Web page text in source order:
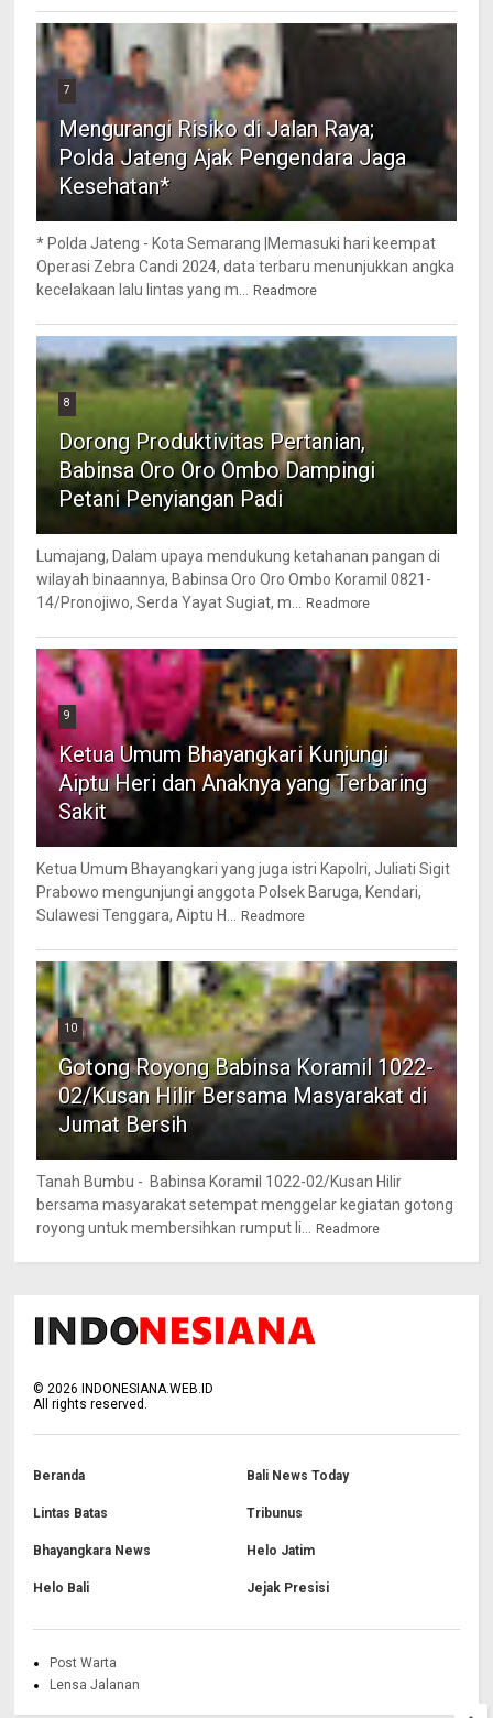
7
Mengurangi Risiko di Jalan Raya;
Polda Jateng Ajak Pengendara Jaga
Kesehatan*
* Polda Jateng - Kota Semarang |Memasuki hari keempat
Operasi Zebra Candi 2024, data terbaru menunjukkan angka
kecelakaan lalu lintas yang m...
Readmore
8
Dorong Produktivitas Pertanian,
Babinsa Oro Oro Ombo Dampingi
Petani Penyiangan Padi
Lumajang, Dalam upaya mendukung ketahanan pangan di
wilayah binaannya, Babinsa Oro Oro Ombo Koramil 0821-
14/Pronojiwo, Serda Yayat Sugiat, m...
Readmore
9
Ketua Umum Bhayangkari Kunjungi
Aiptu Heri dan Anaknya yang Terbaring
Sakit
Ketua Umum Bhayangkari yang juga istri Kapolri, Juliati Sigit
Prabowo mengunjungi anggota Polsek Baruga, Kendari,
Sulawesi Tenggara, Aiptu H...
Readmore
10
Gotong Royong Babinsa Koramil 1022-
02/Kusan Hilir Bersama Masyarakat di
Jumat Bersih
Tanah Bumbu - Babinsa Koramil 1022-02/Kusan Hilir
bersama masyarakat setempat menggelar kegiatan gotong
royong untuk membersihkan rumput li...
Readmore
©2026 INDONESIANA.WEB.ID
All rights reserved.
Beranda Bali News Today
Lintas Batas Tribunus
Bhayangkara News Helo Jatim
Helo Bali Jejak Presisi
Post Warta
Lensa Jalanan